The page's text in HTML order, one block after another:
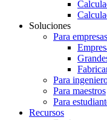
Soluciones
Para empresas
Para
Para maestros
Para
Recursos